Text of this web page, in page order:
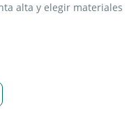
alta y elegir materiales
living comedor con
galería. Lavadero con